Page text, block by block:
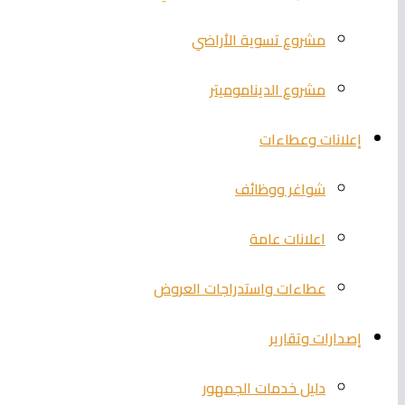
مشروع تسوية الأراضي
مشروع الديناموميتر
إعلانات وعطاءات
شواغر ووظائف
اعلانات عامة
عطاءات واستدراجات العروض
إصدارات وتقارير
دليل خدمات الجمهور